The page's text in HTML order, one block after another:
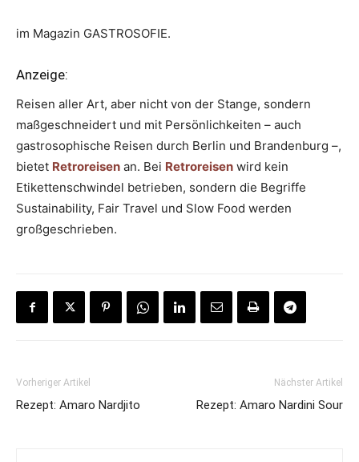
im Magazin GASTROSOFIE.
Anzeige:
Reisen aller Art, aber nicht von der Stange, sondern
maßgeschneidert und mit Persönlichkeiten – auch
gastrosophische Reisen durch Berlin und Brandenburg –,
bietet Retroreisen an. Bei Retroreisen wird kein
Etikettenschwindel betrieben, sondern die Begriffe
Sustainability, Fair Travel und Slow Food werden
großgeschrieben.
Vorheriger Artikel
Rezept: Amaro Nardjito
Nächster Artikel
Rezept: Amaro Nardini Sour